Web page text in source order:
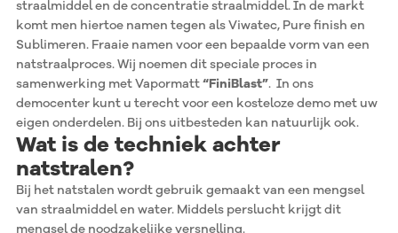
straalmiddel en de concentratie straalmiddel. In de markt
komt men hiertoe namen tegen als Viwatec, Pure finish en
Sublimeren. Fraaie namen voor een bepaalde vorm van een
natstraalproces. Wij noemen dit speciale proces in
samenwerking met Vapormatt“FiniBlast”. In ons
democenter kunt u terecht voor een kosteloze demo met uw
eigen onderdelen. Bij ons uitbesteden kan natuurlijk ook.
Wat is de techniek achter
natstralen?
Bij het natstalen wordt gebruik gemaakt van een mengsel
van straalmiddel en water. Middels perslucht krijgt dit
mengsel de noodzakelijke versnelling.